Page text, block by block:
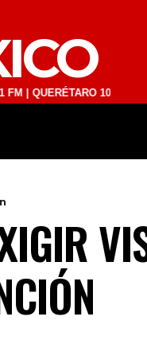
103.1 FM |